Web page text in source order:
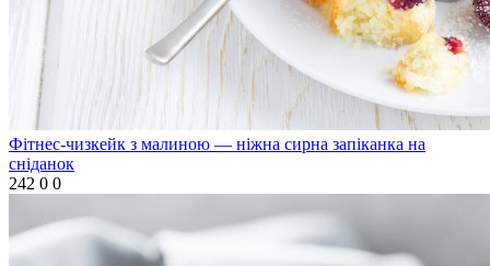
Фітнес-чизкейк з малиною — ніжна сирна запіканка на
сніданок
242 0 0